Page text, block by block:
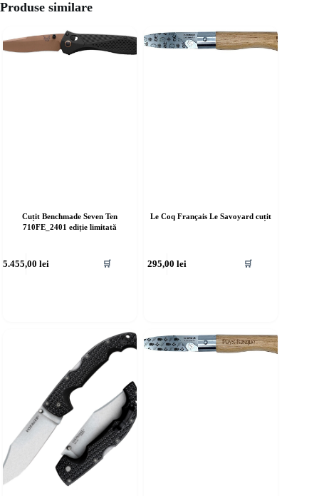
Produse similare
Cuțit Benchmade Seven Ten
710FE_2401 ediție limitată
5.455,00 lei 🛒
Le Coq Français Le Savoyard cuțit
295,00 lei 🛒